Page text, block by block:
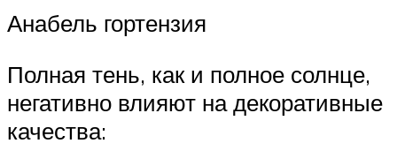
Анабель гортензия
Полная тень, как и полное солнце,
негативно влияют на декоративные
качества: